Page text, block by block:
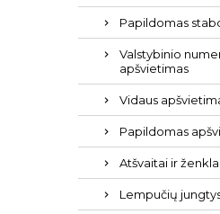
Papildomas
Valstybinio
apšvietimas
Vidaus
Papildomas
Atšvaitai ir
Lempučių